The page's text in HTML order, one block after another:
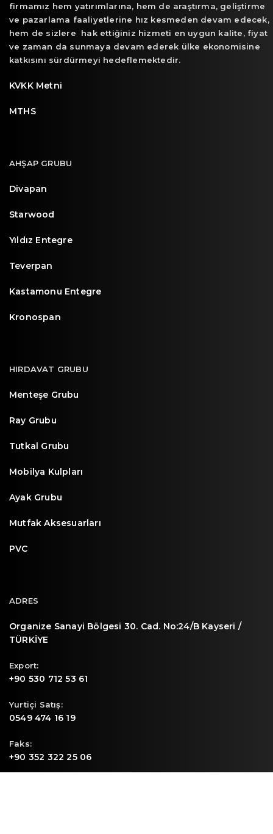
firmamız hem yatırımlarına, hem de araştırma, geliştirme
ve pazarlama faaliyetlerine hız kesmeden devam edecek,
hem de sizlere hak ettiğiniz hizmeti en uygun kalite, fiyat
ve zaman da sunmaya devam ederek ülke ekonomisine
katkısını sürdürmeyi hedeflemektedir.
KVKK Metni
MTHS
AHŞAP GRUBU
Divapan
Starwood
Yıldız Entegre
Teverpan
Kastamonu Entegre
Kronospan
HIRDAVAT GRUBU
Menteşe Grubu
Ray Grubu
Tutkal Grubu
Mobilya Kulpları
Ayak Grubu
Mutfak Aksesuarları
PVC
ADRES
Organize Sanayi Bölgesi 30. Cad. No:24/B Kayseri /
TÜRKİYE
Export:
+90 530 712 53 61
Yurtiçi Satış:
0549 474 16 19
Faks:
+90 352 322 25 06